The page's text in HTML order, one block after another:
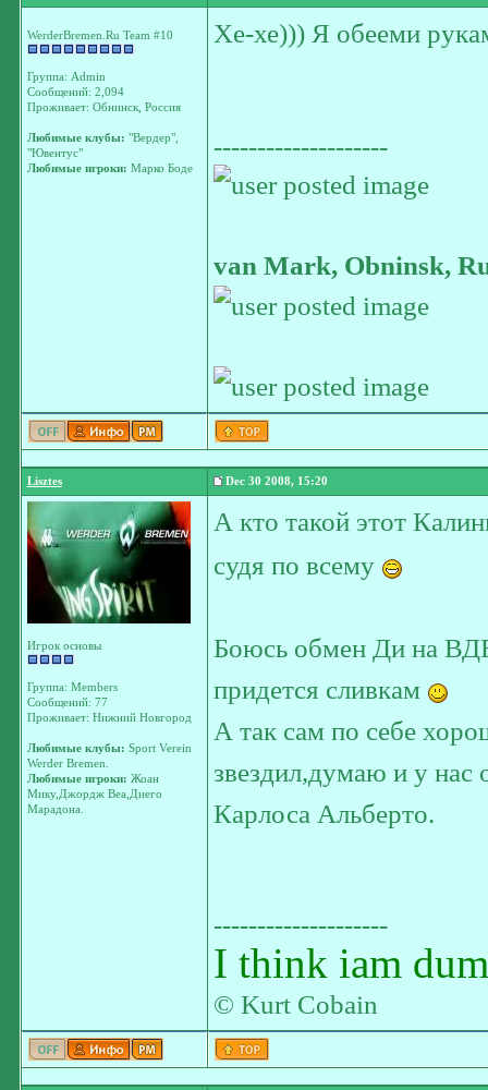
WerderBremen.Ru Team #10
Группа: Admin
Сообщений: 2,094
Проживает: Обнинск, Россия
Любимые клубы: "Вердер",
"Ювентус"
Любимые игроки: Марко Боде
Хе-хе))) Я обееми
--------------------
van Mark, Obninsk,
Lisztes Dec 30 2008, 15:20
Игрок основы
Группа: Members
Сообщений: 77
Проживает: Нижний Новгород
Любимые клубы: Sport Verein
Werder Bremen.
Любимые игроки: Жоан
Мику,Джордж Веа,Диего
Марадона.
А кто такой этот
судя по всему
Боюсь обмен Ди на
придется сливкам
А так сам по себе
звездил,думаю и у нас
Карлоса Альберто.
--------------------
I think iam
© Kurt Cobain